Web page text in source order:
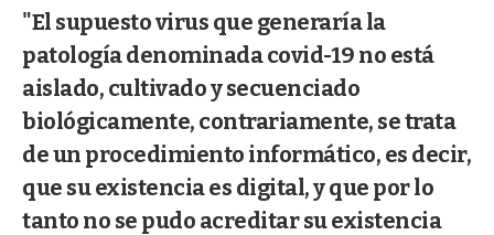
"El supuesto virus que generaría la
patología denominada covid-19 no está
aislado, cultivado y secuenciado
biológicamente, contrariamente, se trata
de un procedimiento informático, es decir,
que su existencia es digital, y que por lo
tanto no se pudo acreditar su existencia